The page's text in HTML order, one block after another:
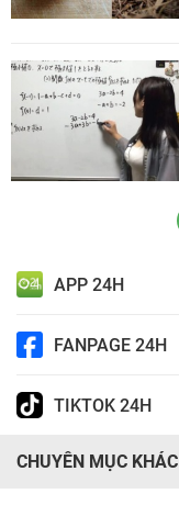
APP 24H
FANPAGE 24H
TIKTOK 24H
CHUYÊN MỤC KHÁC